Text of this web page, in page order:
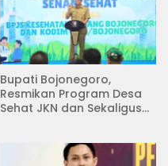
Bupati Bojonegoro,
Resmikan Program Desa
Sehat JKN dan Sekaligus